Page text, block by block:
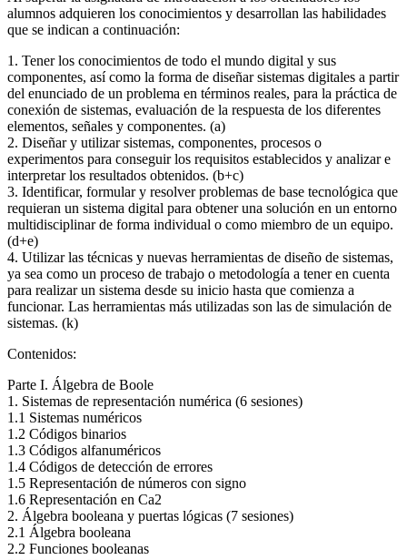
alumnos adquieren los conocimientos y desarrollan las habilidades
que se indican a continuación:
1. Tener los conocimientos de todo el mundo digital y sus
componentes, así como la forma de diseñar sistemas digitales a partir
del enunciado de un problema en términos reales, para la práctica de
conexión de sistemas, evaluación de la respuesta de los diferentes
elementos, señales y componentes. (a)
2. Diseñar y utilizar sistemas, componentes, procesos o
experimentos para conseguir los requisitos establecidos y analizar e
interpretar los resultados obtenidos. (b+c)
3. Identificar, formular y resolver problemas de base tecnológica que
requieran un sistema digital para obtener una solución en un entorno
multidisciplinar de forma individual o como miembro de un equipo.
(d+e)
4. Utilizar las técnicas y nuevas herramientas de diseño de sistemas,
ya sea como un proceso de trabajo o metodología a tener en cuenta
para realizar un sistema desde su inicio hasta que comienza a
funcionar. Las herramientas más utilizadas son las de simulación de
sistemas. (k)
Contenidos:
Parte I. Álgebra de Boole
1. Sistemas de representación numérica (6 sesiones)
1.1 Sistemas numéricos
1.2 Códigos binarios
1.3 Códigos alfanuméricos
1.4 Códigos de detección de errores
1.5 Representación de números con signo
1.6 Representación en Ca2
2. Álgebra booleana y puertas lógicas (7 sesiones)
2.1 Álgebra booleana
2.2 Funciones booleanas